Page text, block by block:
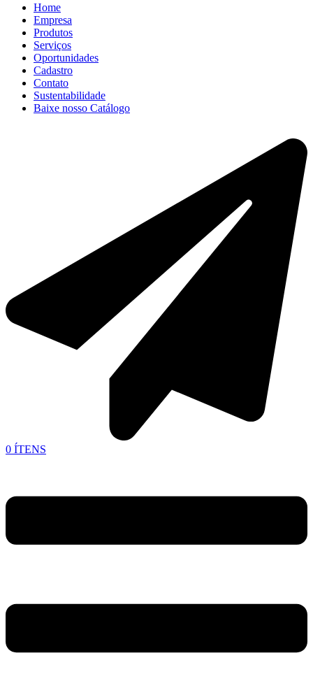
Home
Empresa
Produtos
Serviços
Oportunidades
Cadastro
Contato
Sustentabilidade
Baixe nosso Catálogo
0 ÍTENS